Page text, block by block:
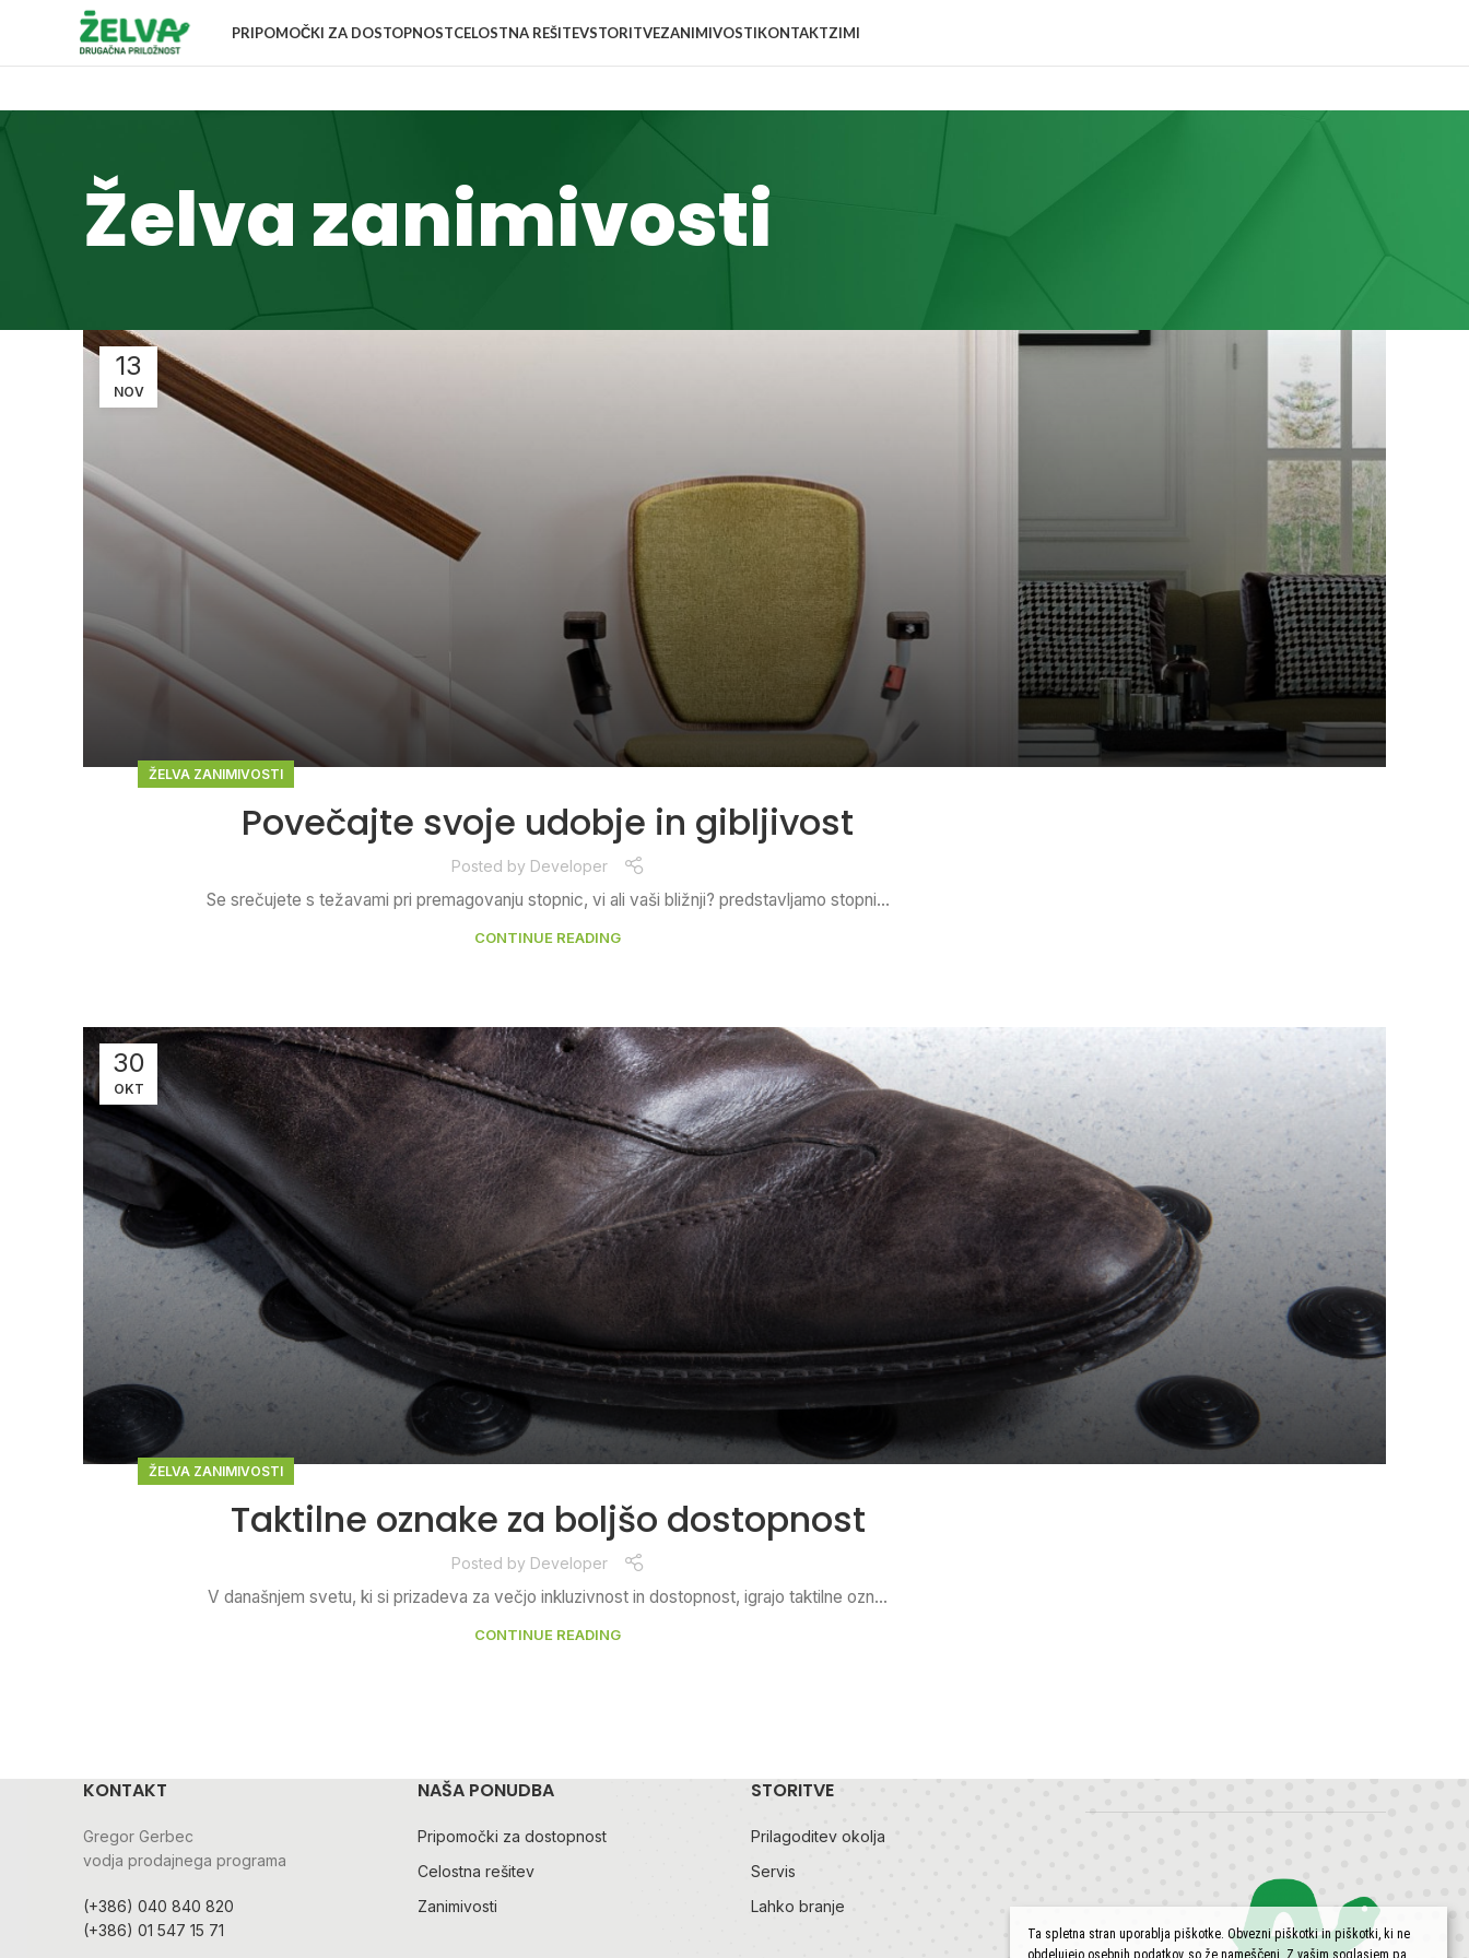
PRIPOMOČKI ZA DOSTOPNOSTCELOSTNA REŠITEVSTORITVEZANIMIVOSTIKONTAKTZIMI
Želva zanimivosti
13
NOV
ŽELVA ZANIMIVOSTI
Povečajte svoje udobje in gibljivost
Posted by Developer
Se srečujete s težavami pri premagovanju stopnic, vi ali vaši bližnji? predstavljamo stopni...
CONTINUE READING
30
OKT
ŽELVA ZANIMIVOSTI
Taktilne oznake za boljšo dostopnost
Posted by Developer
V današnjem svetu, ki si prizadeva za večjo inkluzivnost in dostopnost, igrajo taktilne ozn...
CONTINUE READING
KONTAKT
Gregor Gerbec
vodja prodajnega programa
(+386) 040 840 820
(+386) 01 547 15 71
NAŠA PONUDBA
Pripomočki za dostopnost
Celostna rešitev
Zanimivosti
STORITVE
Prilagoditev okolja
Servis
Lahko branje
Ta spletna stran uporablja piškotke. Obvezni piškotki in piškotki, ki ne
obdelujejo osebnih podatkov, so že nameščeni. Z vašim soglasjem pa